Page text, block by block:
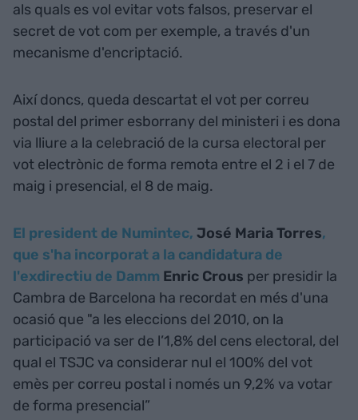
als quals es vol evitar vots falsos, preservar el
secret de vot com per exemple, a través d'un
mecanisme d'encriptació.
Així doncs, queda descartat el vot per correu
postal del primer esborrany del ministeri i es dona
via lliure a la celebració de la cursa electoral per
vot electrònic de forma remota entre el 2 i el 7 de
maig i presencial, el 8 de maig.
El president de Numintec, José Maria Torres,
que s'ha incorporat a la candidatura de
l'exdirectiu de Damm Enric Crous per presidir la
Cambra de Barcelona ha recordat en més d'una
ocasió que "a les eleccions del 2010, on la
participació va ser de l’1,8% del cens electoral, del
qual el TSJC va considerar nul el 100% del vot
emès per correu postal i només un 9,2% va votar
de forma presencial”